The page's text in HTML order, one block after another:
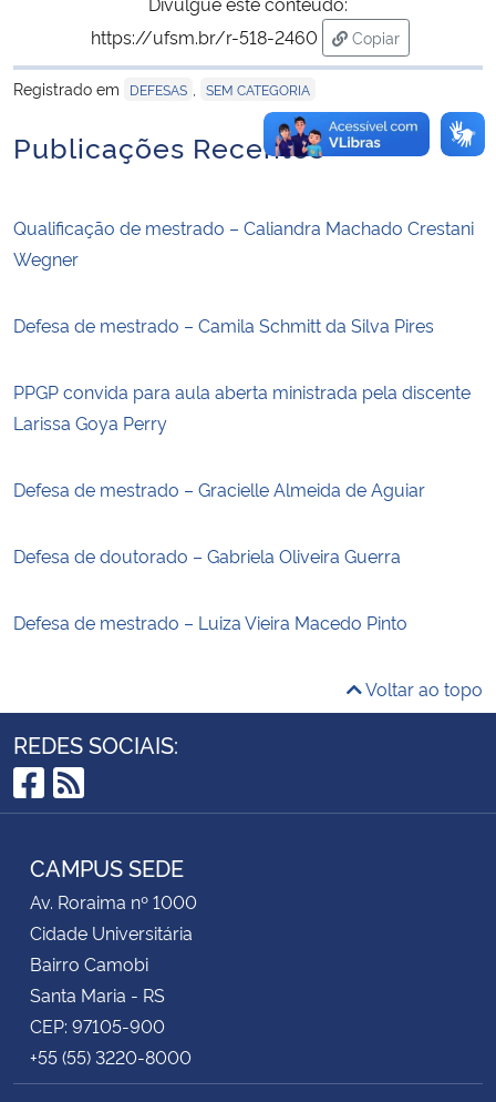
https://ufsm.br/r-518-2460
Copiar
para área de
Registrado em
DEFESAS SEM CATEGORIA
Publicações Recentes
Qualificação de mestrado – Caliandra Machado Crestani
Wegner
Defesa de mestrado – Camila Schmitt da Silva Pires
PPGP convida para aula aberta ministrada pela discente
Larissa Goya Perry
Defesa de mestrado – Gracielle Almeida de Aguiar
Defesa de doutorado – Gabriela Oliveira Guerra
Defesa de mestrado – Luiza Vieira Macedo Pinto
Voltar ao topo
REDES SOCIAIS:
Facebook
RSS
CAMPUS SEDE
Av. Roraima nº 1000
Cidade Universitária
Bairro Camobi
Santa Maria - RS
CEP: 97105-900
+55 (55) 3220-8000